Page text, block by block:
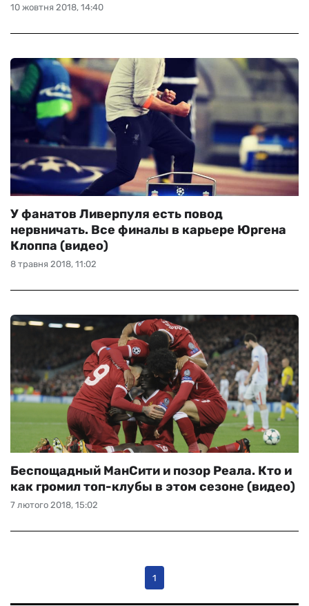
10 жовтня 2018, 14:40
8 травня 2018, 11:02
У фанатов Ливерпуля есть повод
нервничать. Все финалы в карьере Юргена
Клоппа (видео)
7 лютого 2018, 15:02
Беспощадный МанСити и позор Реала. Кто и
как громил топ-клубы в этом сезоне (видео)
1